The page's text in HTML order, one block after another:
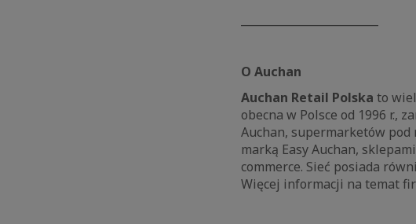
O Auchan
Auchan Retail Polska to
obecna w Polsce od 1996 r.,
Auchan, supermarketów
marką Easy Auchan,
commerce. Sieć posiada
Więcej informacji na temat